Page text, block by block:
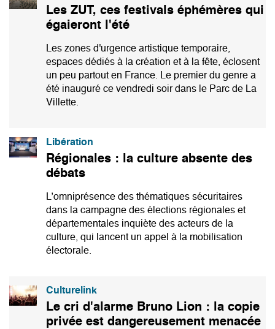
Les ZUT, ces festivals éphémères qui
égaieront l'été
Les zones d'urgence artistique temporaire,
espaces dédiés à la création et à la fête, éclosent
un peu partout en France. Le premier du genre a
été inauguré ce vendredi soir dans le Parc de La
Villette.
Libération
Régionales : la culture absente des
débats
L’omniprésence des thématiques sécuritaires
dans la campagne des élections régionales et
départementales inquiète des acteurs de la
culture, qui lancent un appel à la mobilisation
électorale.
Culturelink
Le cri d'alarme Bruno Lion : la copie
privée est dangereusement menacée